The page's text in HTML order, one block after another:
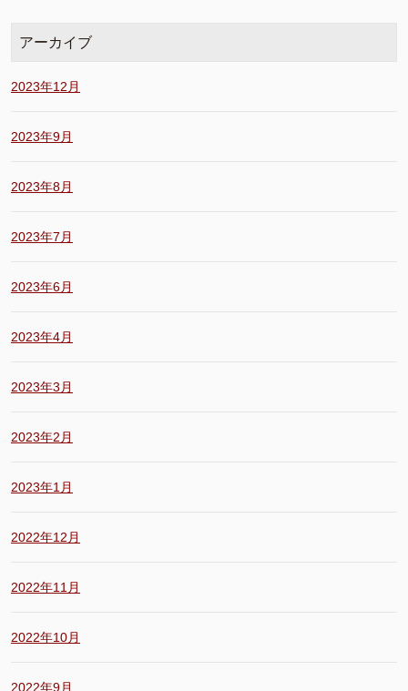
アーカイブ
2023年12月
2023年9月
2023年8月
2023年7月
2023年6月
2023年4月
2023年3月
2023年2月
2023年1月
2022年12月
2022年11月
2022年10月
2022年9月